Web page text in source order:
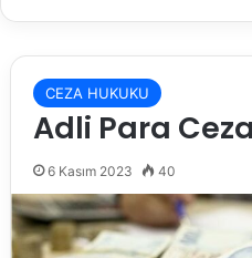
CEZA HUKUKU
Adli Para
6 Kasım 2023 40